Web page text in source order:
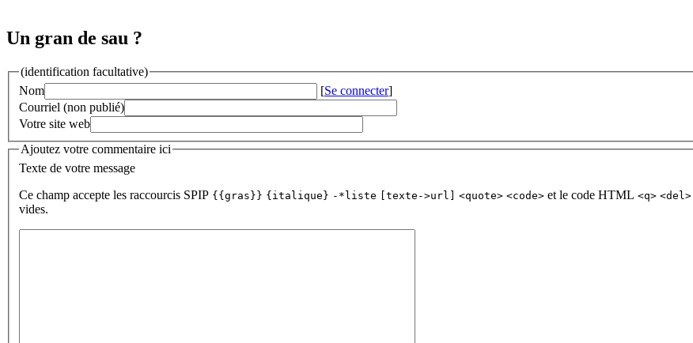
Un gran de sau ?
(identification facultative)
Nom
[Se connecter]
Courriel (non publié)
Votre site web
Ajoutez votre commentaire ici
Texte de votre message
Ce champ accepte les raccourcis SPIP {{gras}} {italique} -*liste [texte->url] <quote> <code> et le code HTML <q> <del>
vides.